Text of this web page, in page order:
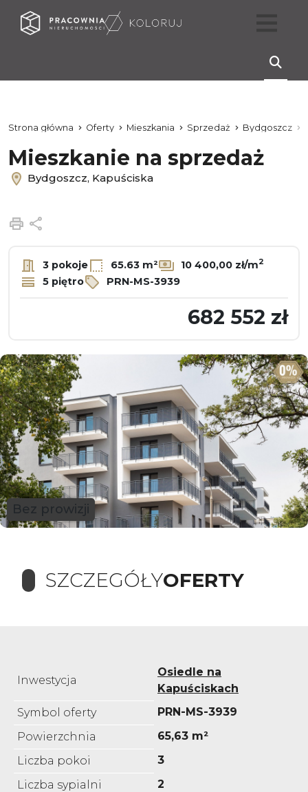
Strona główna Oferty Mieszkania Sprzedaż Bydgoszcz
Mieszkanie na sprzedaż
Bydgoszcz, Kapuściska
Drukuj
3 pokoje 65.63 m² 10 400,00 zł/m2
5 piętro PRN-MS-3939
682 552 zł
Bez prowizji
SZCZEGÓŁYOFERTY
Inwestycja
Osiedle na
Kapuściskach
Symbol oferty
PRN-MS-3939
Powierzchnia
65,63 m²
Liczba pokoi
3
Liczba sypialni
2